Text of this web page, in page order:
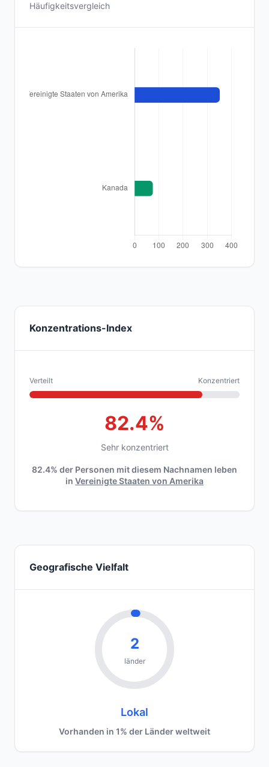
Häufigkeitsvergleich
Konzentrations-Index
Verteilt Konzentriert
82.4%
Sehr konzentriert
82.4% der Personen mit diesem Nachnamen leben
in Vereinigte Staaten von Amerika
Geografische Vielfalt
2
länder
Lokal
Vorhanden in 1% der Länder weltweit